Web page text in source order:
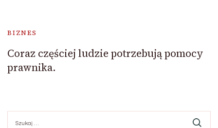
BIZNES
Coraz częściej ludzie potrzebują pomocy
prawnika.